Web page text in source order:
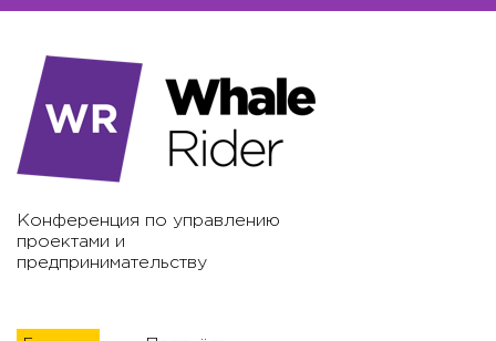
Конференция по управлению
проектами и
предпринимательству